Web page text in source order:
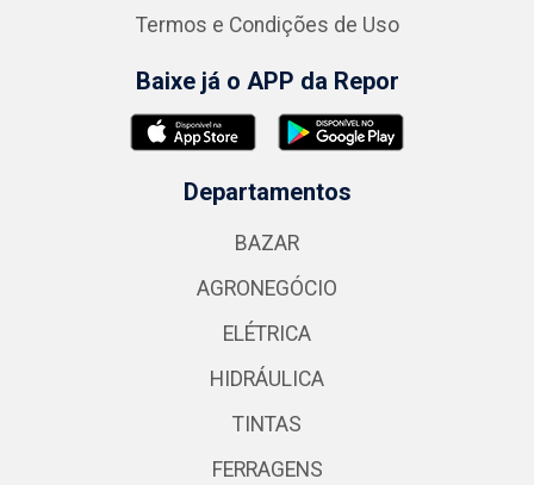
Termos e Condições de Uso
Baixe já o APP da Repor
Departamentos
BAZAR
AGRONEGÓCIO
ELÉTRICA
HIDRÁULICA
TINTAS
FERRAGENS